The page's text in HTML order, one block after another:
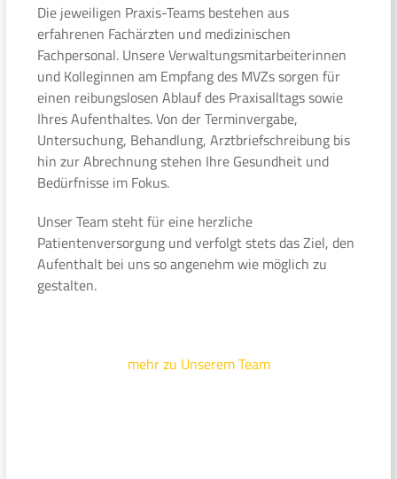
Die jeweiligen Praxis-Teams bestehen aus
erfahrenen Fachärzten und medizinischen
Fachpersonal. Unsere Verwaltungsmitarbeiterinnen
und Kolleginnen am Empfang des MVZs sorgen für
einen reibungslosen Ablauf des Praxisalltags sowie
Ihres Aufenthaltes. Von der Terminvergabe,
Untersuchung, Behandlung, Arztbriefschreibung bis
hin zur Abrechnung stehen Ihre Gesundheit und
Bedürfnisse im Fokus.
Unser Team steht für eine herzliche
Patientenversorgung und verfolgt stets das Ziel, den
Aufenthalt bei uns so angenehm wie möglich zu
gestalten.
mehr zu Unserem Team